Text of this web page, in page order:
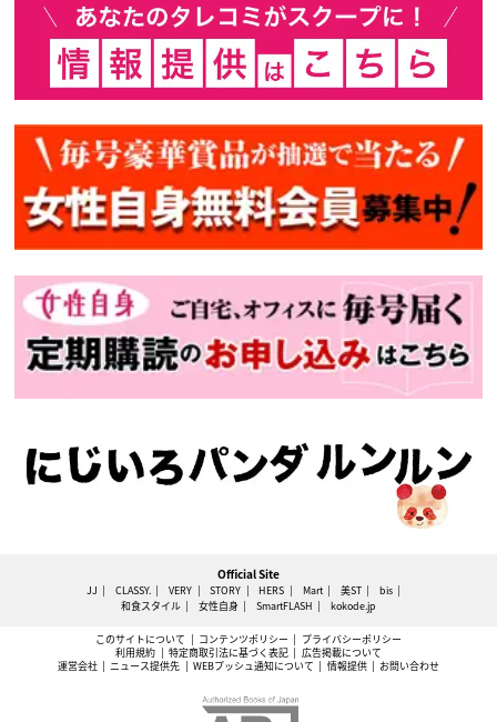
Official Site
JJ CLASSY. VERY STORY HERS Mart 美ST
bis
和食スタイル
女性自身 SmartFLASH kokode.jp
このサイトについて コンテンツポリシー
プライバシーポリシー
利用規約
特定商取引法に基づく表記
広告掲載について
運営会社
ニュース提供先 WEBプッシュ通知について 情報提供 お問い合わせ